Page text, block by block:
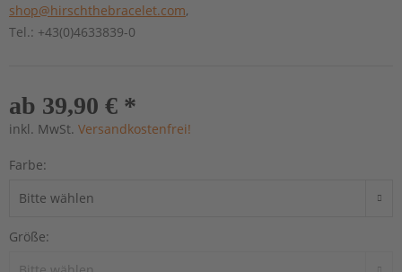
shop@hirschthebracelet.com,
Tel.: +43(0)4633839-0
ab 39,90 € *
inkl. MwSt. Versandkostenfrei!
Farbe:
Größe: